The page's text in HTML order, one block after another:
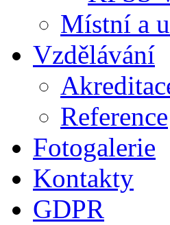
Místní a
Vzdělávání
Reference
Fotogalerie
Kontakty
GDPR